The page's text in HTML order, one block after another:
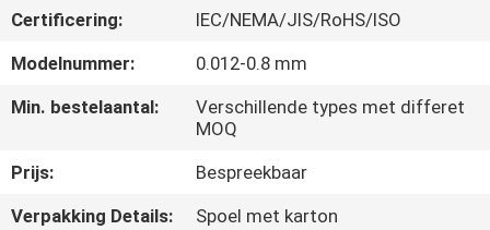
FABRIEKSREIS
KWALITEITSCONTROLE
CONTACTEER
Certificering:
IEC/NEMA/JIS/RoHS/ISO
Modelnummer:
0.012-0.8 mm
Min. bestelaantal:
Verschillende types met differet
MOQ
Prijs:
Bespreekbaar
Verpakking Details:
Spoel met karton